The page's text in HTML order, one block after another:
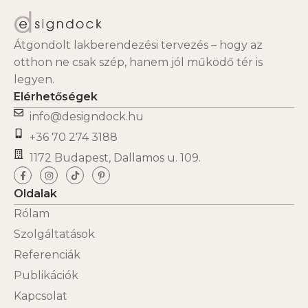
Átgondolt lakberendezési tervezés – hogy az
otthon ne csak szép, hanem jól működő tér is
legyen.
Elérhetőségek
info@designdock.hu
+36 70 274 3188
1172 Budapest, Dallamos u. 109.
Oldalak
Rólam
Szolgáltatások
Referenciák
Publikációk
Kapcsolat